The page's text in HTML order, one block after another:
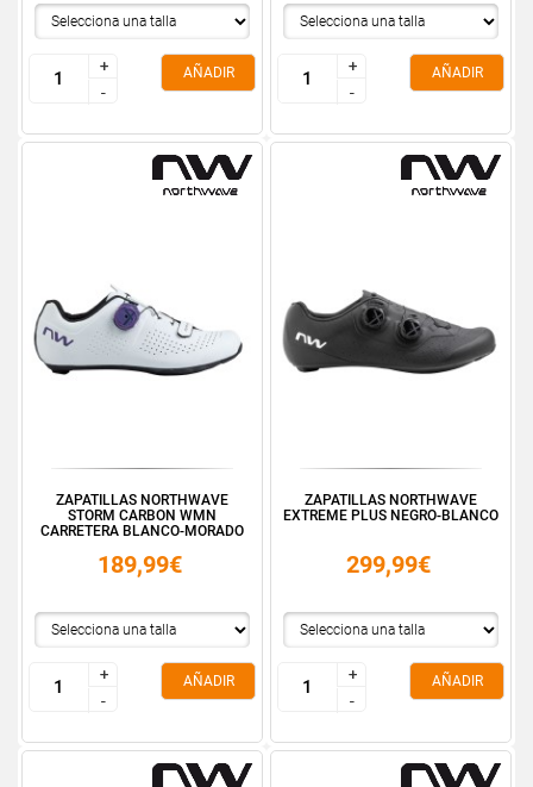
+
-
+
-
AÑADIR
+
-
+
-
AÑADIR
ZAPATILLAS NORTHWAVE
STORM CARBON WMN
CARRETERA BLANCO-MORADO
189,99€
+
-
+
-
AÑADIR
ZAPATILLAS NORTHWAVE
EXTREME PLUS NEGRO-BLANCO
299,99€
+
-
+
-
AÑADIR